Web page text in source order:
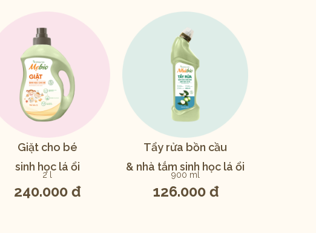
Giặt cho bé
sinh học lá ổi
2 l
240.000 đ
Tẩy rửa bồn cầu
& nhà tắm sinh học lá ổi
900 ml
126.000 đ